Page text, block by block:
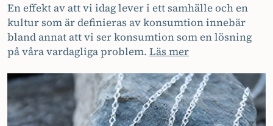
En effekt av att vi idag lever i ett samhälle och en
kultur som är definieras av konsumtion innebär
bland annat att vi ser konsumtion som en lösning
på våra vardagliga problem. Läs mer